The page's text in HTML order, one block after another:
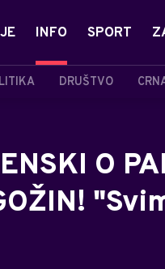
INFO
DRUŠTVO
SPORT
O